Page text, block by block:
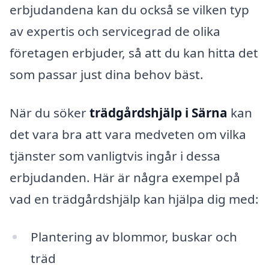
erbjudandena kan du också se vilken typ
av expertis och servicegrad de olika
företagen erbjuder, så att du kan hitta det
som passar just dina behov bäst.
När du sökerträdgårdshjälp i Särna kan
det vara bra att vara medveten om vilka
tjänster som vanligtvis ingår i dessa
erbjudanden. Här är några exempel på
vad en trädgårdshjälp kan hjälpa dig med:
Plantering av blommor, buskar och
träd